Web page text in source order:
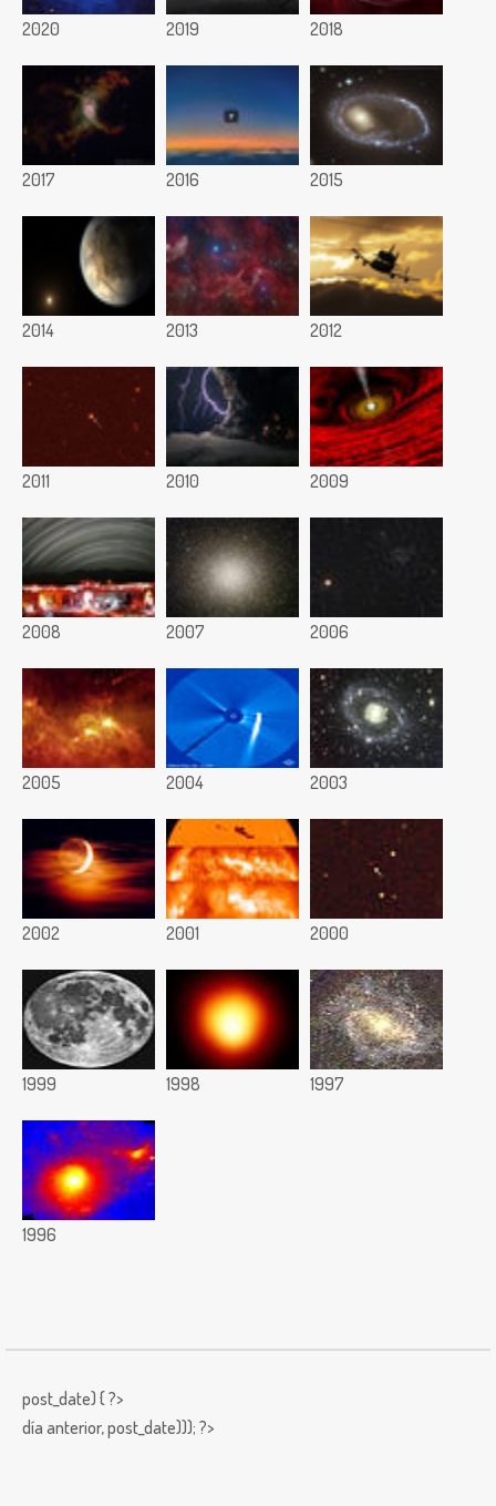
2020 2019 2018
2017 2016 2015
2014 2013 2012
2011 2010 2009
2008 2007 2006
2005 2004 2003
2002 2001 2000
1999 1998 1997
1996
post_date) { ?>
día anterior,post_date))); ?>